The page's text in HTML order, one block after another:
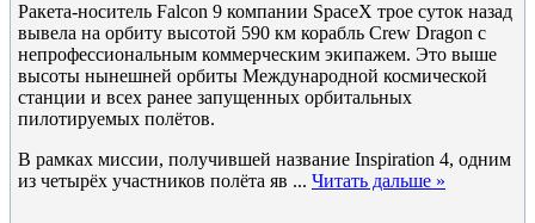
Ракета-носитель Falcon 9 компании SpaceX трое суток назад
вывела на орбиту высотой 590 км корабль Crew Dragon с
непрофессиональным коммерческим экипажем. Это выше
высоты нынешней орбиты Международной космической
станции и всех ранее запущенных орбитальных
пилотируемых полётов.
В рамках миссии, получившей название Inspiration 4, одним
из четырёх участников полёта яв ... Читать дальше »